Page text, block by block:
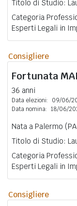
Titolo di Studio:
Categoria
Esperti Legali in
Consigliere
Fortunata
36 anni
Data elezioni:
09/06/
Data nomina: 18/06/
Nata a Palermo
Titolo di Studio:
Categoria
Esperti Legali in
Consigliere